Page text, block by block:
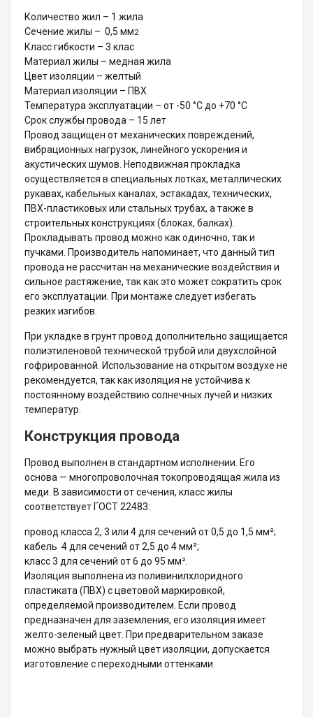
Количество жил – 1 жила
Сечение жилы – 0,5 мм2
Класс гибкости – 3 клас
Материал жилы – медная жила
Цвет изоляции – желтый
Материал изоляции – ПВХ
Температура эксплуатации – от -50 °С до +70 °С
Срок службы провода – 15 лет
Провод защищен от механических повреждений,
вибрационных нагрузок, линейного ускорения и
акустических шумов. Неподвижная прокладка
осуществляется в специальных лотках, металлических
рукавах, кабельных каналах, эстакадах, технических,
ПВХ-пластиковых или стальных трубах, а также в
строительных конструкциях (блоках, балках).
Прокладывать провод можно как одиночно, так и
пучками. Производитель напоминает, что данный тип
провода не рассчитан на механические воздействия и
сильное растяжение, так как это может сократить срок
его эксплуатации. При монтаже следует избегать
резких изгибов.
При укладке в грунт провод дополнительно защищается
полиэтиленовой технической трубой или двухслойной
гофрированной. Использование на открытом воздухе не
рекомендуется, так как изоляция не устойчива к
постоянному воздействию солнечных лучей и низких
температур.
Конструкция провода
Провод выполнен в стандартном исполнении. Его
основа — многопроволочная токопроводящая жила из
меди. В зависимости от сечения, класс жилы
соответствует ГОСТ 22483:
провод класса 2, 3 или 4 для сечений от 0,5 до 1,5 мм²;
кабель 4 для сечений от 2,5 до 4 мм²;
класс 3 для сечений от 6 до 95 мм².
Изоляция выполнена из поливинилхлоридного
пластиката (ПВХ) с цветовой маркировкой,
определяемой производителем. Если провод
предназначен для заземления, его изоляция имеет
желто-зеленый цвет. При предварительном заказе
можно выбрать нужный цвет изоляции, допускается
изготовление с переходными оттенками.